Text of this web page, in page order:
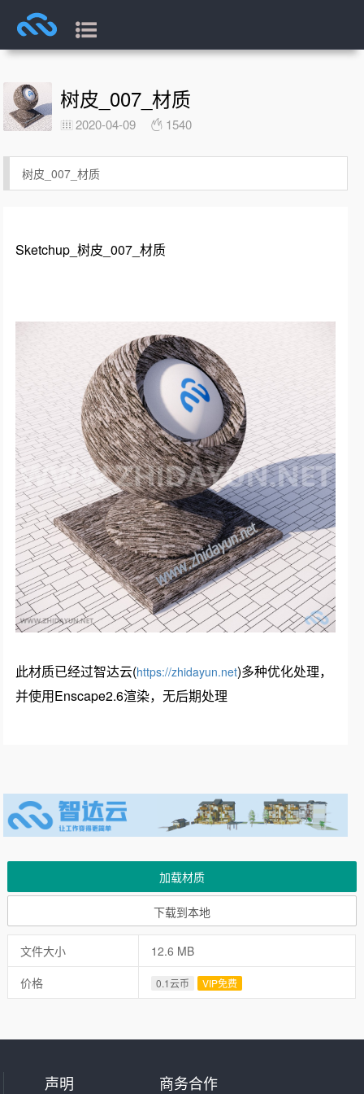
树皮_007_材质
2020-04-09 1540
树皮_007_材质
Sketchup_树皮_007_材质
此材质已经过智达云(https://zhidayun.net)多种优化处理，
并使用Enscape2.6渲染，无后期处理
加载材质
下载到本地
文件大小
12.6 MB
价格
0.1云币 VIP免费
声明 商务合作